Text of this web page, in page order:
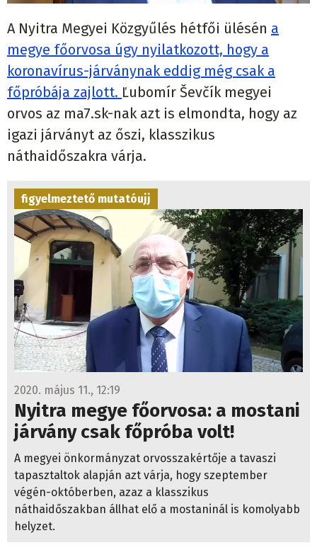
A Nyitra Megyei Közgyűlés hétfői ülésén a
megye főorvosa úgy nyilatkozott, hogy a
koronavírus-járványnak eddig még csak a
főpróbája zajlott. Ľubomír Ševčík megyei
orvos az ma7.sk-nak azt is elmondta, hogy az
igazi járványt az őszi, klasszikus
náthaidőszakra várja.
figyelmeztető mutatóujj
2020. május 11., 12:19
Nyitra megye főorvosa: a mostani
járvány csak főpróba volt!
A megyei önkormányzat orvosszakértője a tavaszi
tapasztaltok alapján azt várja, hogy szeptember
végén-októberben, azaz a klasszikus
náthaidőszakban állhat elő a mostaninál is komolyabb
helyzet.